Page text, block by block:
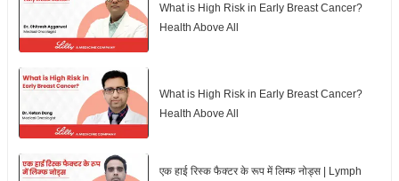
What is High Risk in Early Breast Cancer?
Health Above All
What is High Risk in Early Breast Cancer?
Health Above All
एक हाई रिस्क फैक्टर के रूप में लिम्फ नोड्स | Lymph